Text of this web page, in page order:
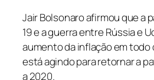
Jair Bolsonaro afirmou que a
19 e a guerra entre Rússia e
aumento da inflação em todo
está agindo para retornar a
a 2020.